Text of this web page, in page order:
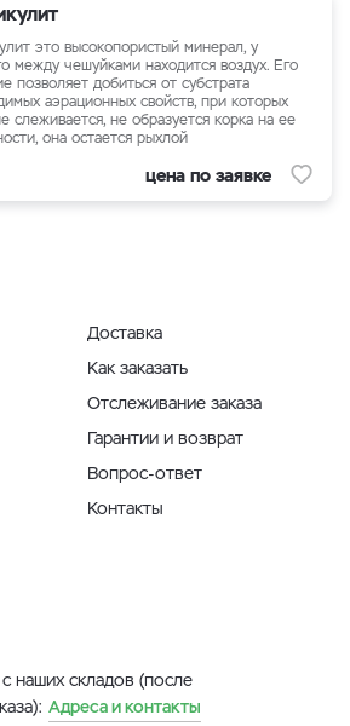
это высокопористый минерал, у
между чешуйками находится воздух. Его
позволяет добиться от субстрата
аэрационных свойств, при которых
слеживается, не образуется корка на ее
она остается рыхлой
цена по заявке
Доставка
Как заказать
Отслеживание заказа
Гарантии и возврат
Вопрос-ответ
Контакты
наших складов (после
Адреса и контакты